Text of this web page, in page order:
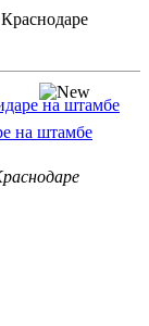
на штамбе